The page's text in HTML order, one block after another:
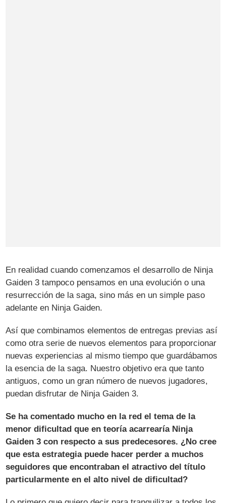
En realidad cuando comenzamos el desarrollo de Ninja
Gaiden 3 tampoco pensamos en una evolución o una
resurrección de la saga, sino más en un simple paso
adelante en Ninja Gaiden.
Así que combinamos elementos de entregas previas así
como otra serie de nuevos elementos para proporcionar
nuevas experiencias al mismo tiempo que guardábamos
la esencia de la saga. Nuestro objetivo era que tanto
antiguos, como un gran número de nuevos jugadores,
puedan disfrutar de Ninja Gaiden 3.
Se ha comentado mucho en la red el tema de la
menor dificultad que en teoría acarrearía Ninja
Gaiden 3 con respecto a sus predecesores. ¿No cree
que esta estrategia puede hacer perder a muchos
seguidores que encontraban el atractivo del título
particularmente en el alto nivel de dificultad?